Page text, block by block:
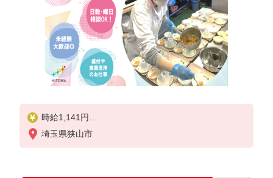
時給1,141円
※経験によりスタート時給は変動します。
※アルバイト賞与（寸志）：あり
埼玉県狭山市